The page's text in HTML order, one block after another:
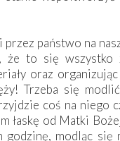
państwo na
że to się wszystko
oraz
Trzeba się
coś na niego
łaskę od Matki
modląc się